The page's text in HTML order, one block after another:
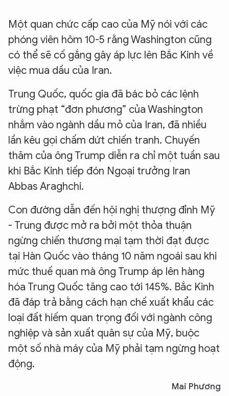
Một quan chức cấp cao của Mỹ nói với các
phóng viên hôm 10-5 rằng Washington cũng
có thể sẽ cố gắng gây áp lực lên Bắc Kinh về
việc mua dầu của Iran.
Trung Quốc, quốc gia đã bác bỏ các lệnh
trừng phạt “đơn phương” của Washington
nhắm vào ngành dầu mỏ của Iran, đã nhiều
lần kêu gọi chấm dứt chiến tranh. Chuyến
thăm của ông Trump diễn ra chỉ một tuần sau
khi Bắc Kinh tiếp đón Ngoại trưởng Iran
Abbas Araghchi.
Con đường dẫn đến hội nghị thượng đỉnh Mỹ
- Trung được mở ra bởi một thỏa thuận
ngừng chiến thương mại tạm thời đạt được
tại Hàn Quốc vào tháng 10 năm ngoái sau khi
mức thuế quan mà ông Trump áp lên hàng
hóa Trung Quốc tăng cao tới 145%. Bắc Kinh
đã đáp trả bằng cách hạn chế xuất khẩu các
loại đất hiếm quan trọng đối với ngành công
nghiệp và sản xuất quân sự của Mỹ, buộc
một số nhà máy của Mỹ phải tạm ngừng hoạt
động.
Mai Phương